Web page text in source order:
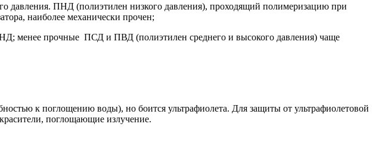
давления. ПНД (полиэтилен низкого давления), проходящий полимеризацию при
наиболее механически прочен;
менее прочные ПСД и ПВД (полиэтилен среднего и высокого давления) чаще
к поглощению воды), но боится ультрафиолета. Для защиты от ультрафиолетовой
поглощающие излучение.